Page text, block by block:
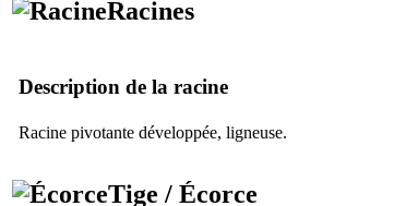
Racines
Description de la racine
Racine pivotante développée, ligneuse.
Tige / Écorce